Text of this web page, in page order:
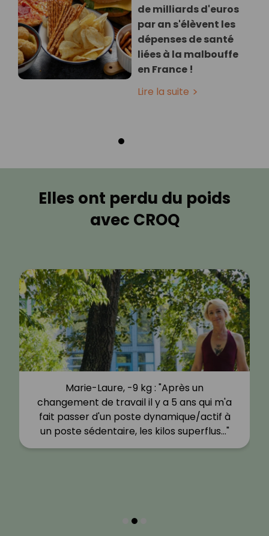
de milliards d'euros
par an s'élèvent les
dépenses de santé
liées à la malbouffe
en France !
Lire la suite
Elles ont perdu du poids
avec CROQ
Marie-Laure, -9 kg : "Après un
changement de travail il y a 5 ans qui m'a
fait passer d'un poste dynamique/actif à
un poste sédentaire, les kilos superflus…"